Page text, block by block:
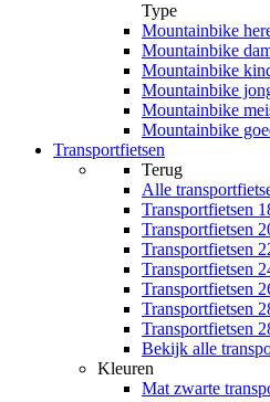
Type
Mountainbike
Mountainbike
Mountainbike
Mountainbike
Mountainbike
Mountainbike
Transportfietsen
Terug
Alle
Transportfietsen
Transportfietsen
Transportfietsen
Transportfietsen
Transportfietsen
Transportfietsen
Transportfietsen
Bekijk alle
Kleuren
Mat zwarte